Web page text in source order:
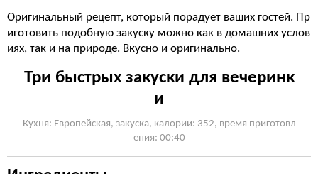
Оригинальный рецепт, который порадует ваших гостей. Пр
иготовить подобную закуску можно как в домашних услов
иях, так и на природе. Вкусно и оригинально.
Три быстрых закуски для вечеринк
и
Кухня: Европейская, закуска, калории: 352, время приготовл
ения: 00:40